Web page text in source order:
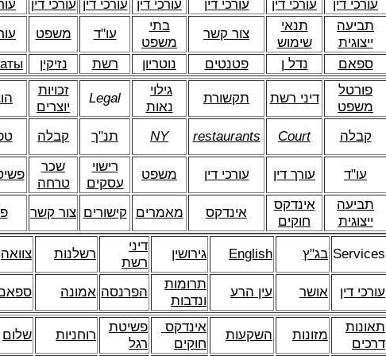
עורכי דין עורכי דין עורכי דין עורכי דין עורכי דין
עורכי דין
משפט עו"ד
בתי
משפט
צור קשר
תנאי
שימוש
תביעה
ייצוגית
נזיקין רשת נוטריון פטנטים נדל ן ספאם
זכויות
יוצרים
Legal
גילוי
נאות
תקשורת דיני רשת
פורטל
משפט
קבלה תנ"ך NY restaurants Court קבלה
שכר
טרחה
רישוי
עסקים
משפט עורכי דין עורך דין
עו"ד
צור קשר קישורים מאמרים אינדקס
אינדקס
חוקים
תביעה
ייצוגית
צוואה רשלנות
דיני
רשת
גירושין English בג"ץ Services
אמונה הפרנסה
תרומות
ונדבות
עין הרע אושר עורכי דין
שלום רוחניות
פשיטת
רגל
חוקים
השקעות מזונות
תאונות
דרכים